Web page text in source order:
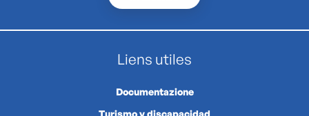
Liens utiles
Documentazione